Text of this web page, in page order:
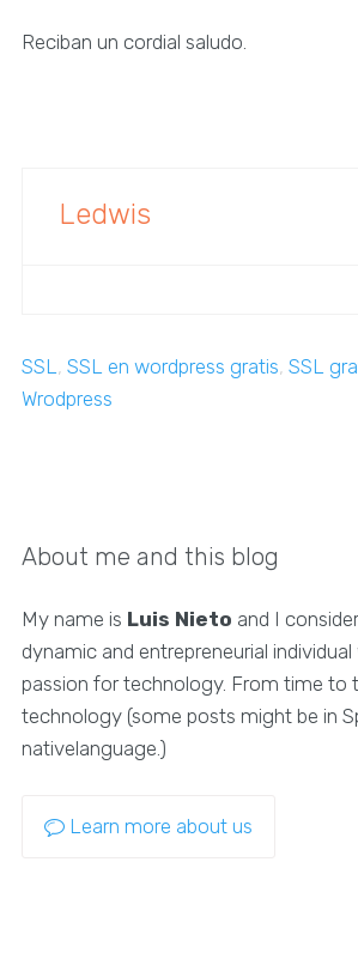
Reciban un cordial saludo.
Ledwis
SSL , SSL en wordpress gratis, SSL
Wrodpress
About me and this blog
My name is Luis Nieto and I
dynamic and entrepreneurial
passion for technology. From time to
technology (some posts might be in
nativelanguage.)
Learn more about us